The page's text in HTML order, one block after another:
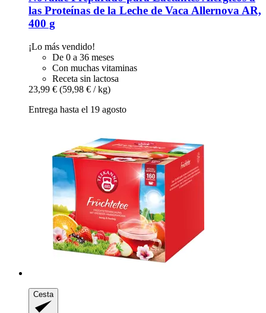
las Proteínas de la Leche de Vaca Allernova AR,
400 g
¡Lo más vendido!
De 0 a 36 meses
Con muchas vitaminas
Receta sin lactosa
23,99 € (59,98 € / kg)
Entrega hasta el 19 agosto
Cesta